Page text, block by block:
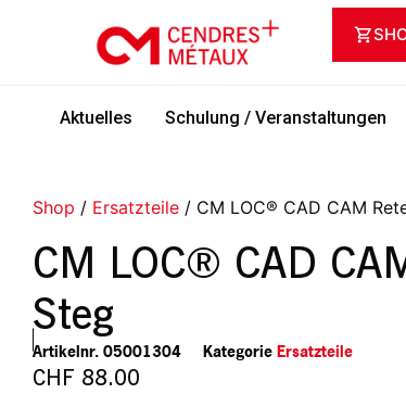
Aktuelles Schulung / Veranstaltungen
Shop / Ersatzteile / CM LOC® CAD CAM
CM LOC® CAD
Steg
Artikelnr. 05001304 Kategorie Ersatzteile
CHF 88.00